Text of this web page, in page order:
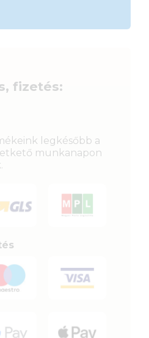
fizetés:
legkésőbb a
munkanapon